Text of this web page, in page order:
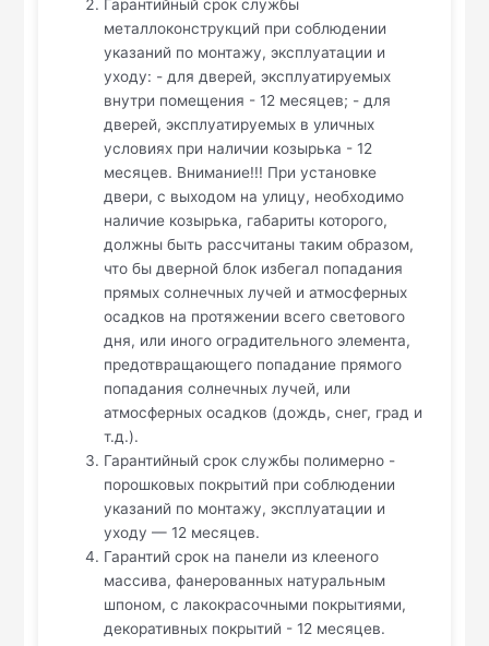
Гарантийный срок службы
металлоконструкций при соблюдении
указаний по монтажу, эксплуатации и
уходу: - для дверей, эксплуатируемых
внутри помещения - 12 месяцев; - для
дверей, эксплуатируемых в уличных
условиях при наличии козырька - 12
месяцев. Внимание!!! При установке
двери, с выходом на улицу, необходимо
наличие козырька, габариты которого,
должны быть рассчитаны таким образом,
что бы дверной блок избегал попадания
прямых солнечных лучей и атмосферных
осадков на протяжении всего светового
дня, или иного оградительного элемента,
предотвращающего попадание прямого
попадания солнечных лучей, или
атмосферных осадков (дождь, снег, град и
т.д.).
Гарантийный срок службы полимерно -
порошковых покрытий при соблюдении
указаний по монтажу, эксплуатации и
уходу — 12 месяцев.
Гарантий срок на панели из клееного
массива, фанерованных натуральным
шпоном, с лакокрасочными покрытиями,
декоративных покрытий - 12 месяцев.